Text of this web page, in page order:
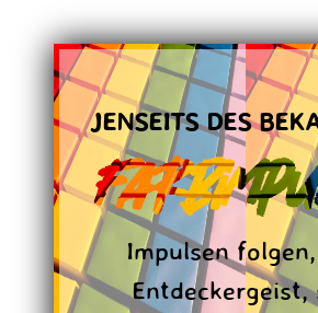
JENSEITS DES
Impulsen
Entdeckergeist,